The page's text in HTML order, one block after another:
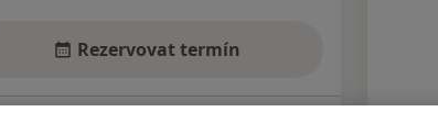
Rezervovat termín